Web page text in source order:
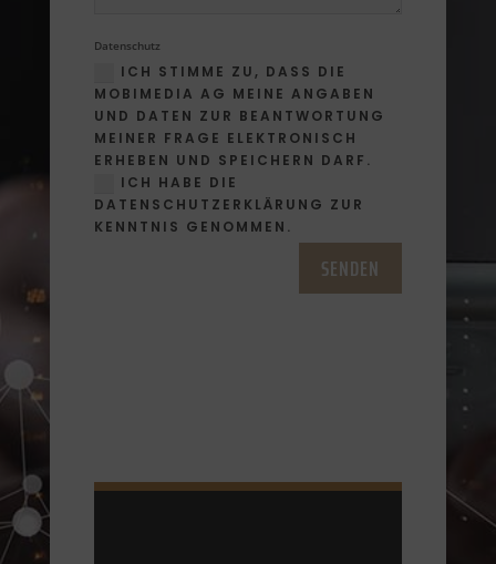
Datenschutz
ICH STIMME ZU, DASS DIE
MOBIMEDIA AG MEINE ANGABEN
UND DATEN ZUR BEANTWORTUNG
MEINER FRAGE ELEKTRONISCH
ERHEBEN UND SPEICHERN DARF.
ICH HABE DIE
DATENSCHUTZERKLÄRUNG ZUR
KENNTNIS GENOMMEN.
SENDEN